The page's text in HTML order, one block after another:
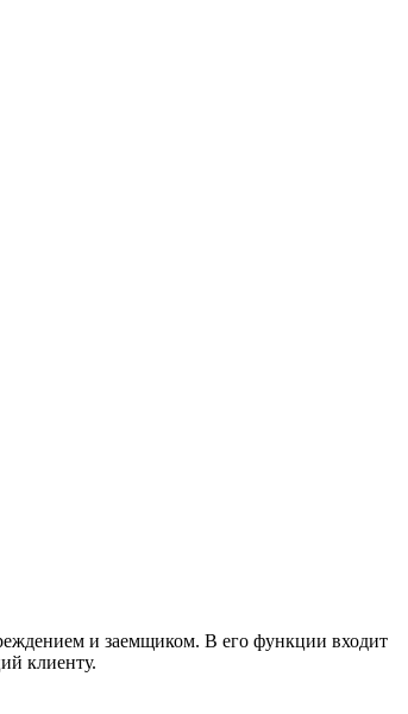
и заемщиком. В его функции входит
клиенту.